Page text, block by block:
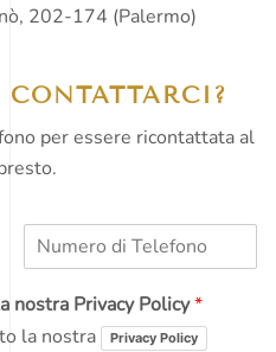
202-174 (Palermo)
per essere ricontattata al
e
r
nostra Privacy Policy*
la nostra
Privacy Policy